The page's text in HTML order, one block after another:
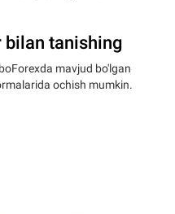
tanishing
mavjud bo'lgan
ochish mumkin.